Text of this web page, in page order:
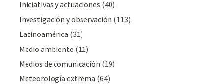
Iniciativas y actuaciones (40)
Investigación y observación (113)
Latinoamérica (31)
Medio ambiente (11)
Medios de comunicación (19)
Meteorologí­a extrema (64)